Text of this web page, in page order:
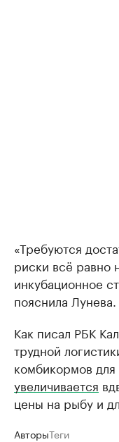
«Требуются
риски всё равно
инкубационное
пояснила Лунева.
Как писал РБК
трудной
комбикормов
увеличивается
цены на рыбу и
АвторыТеги